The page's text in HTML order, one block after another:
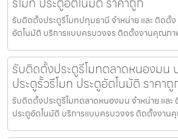
รับติดตั้งประตูรีโมทปทุมธานี จำหน่าย และ ติดตั้ง
อัตโนมัติ บริการแบบครบวงจร ติดตั้งงานคุณภา
รับติดตั้งประตูรีโมทตลาดหนองมน
ประตูรั้วรีโมท ประตูอัตโนมัติ ราคาถู
รับติดตั้งประตูรีโมทตลาดหนองมน จำหน่าย และ
ประตูอัตโนมัติ บริการแบบครบวงจร ติดตั้งงาน